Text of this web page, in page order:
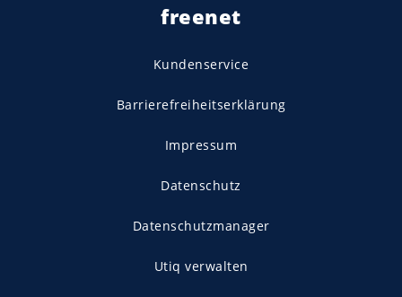
freenet
Kundenservice
Barrierefreiheitserklärung
Impressum
Datenschutz
Datenschutzmanager
Utiq verwalten